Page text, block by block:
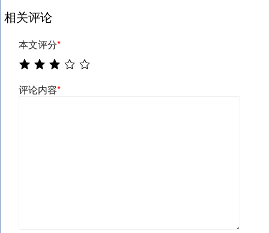
相关评论
本文评分*
评论内容*